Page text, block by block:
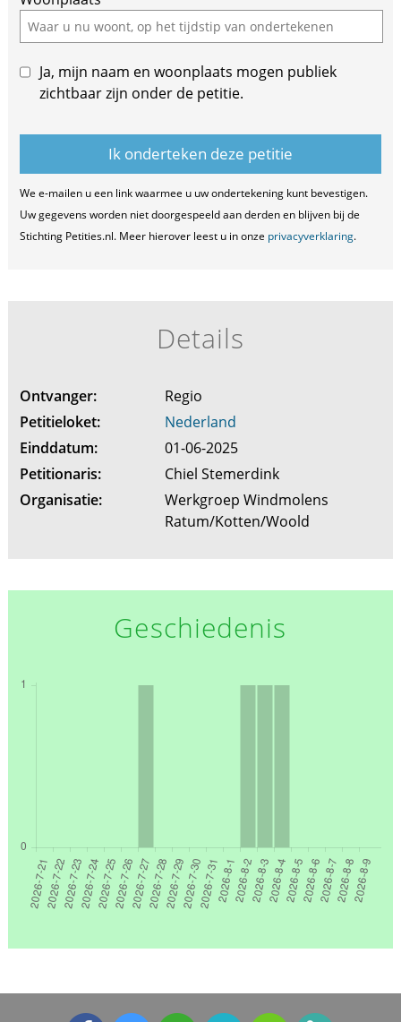
Ja, mijn naam en woonplaats mogen publiek
zichtbaar zijn onder de petitie.
We e-mailen u een link waarmee u uw ondertekening kunt bevestigen.
Uw gegevens worden niet doorgespeeld aan derden en blijven bij de
Stichting Petities.nl. Meer hierover leest u in onze privacyverklaring.
Details
Ontvanger:
Regio
Petitieloket:
Nederland
Einddatum:
01-06-2025
Petitionaris:
Chiel Stemerdink
Organisatie:
Werkgroep Windmolens
Ratum/Kotten/Woold
Geschiedenis